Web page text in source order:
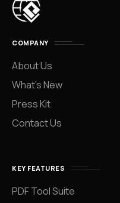
COMPANY
About Us
What’s New
Press Kit
Contact Us
KEY FEATURES
PDF Tool Suite